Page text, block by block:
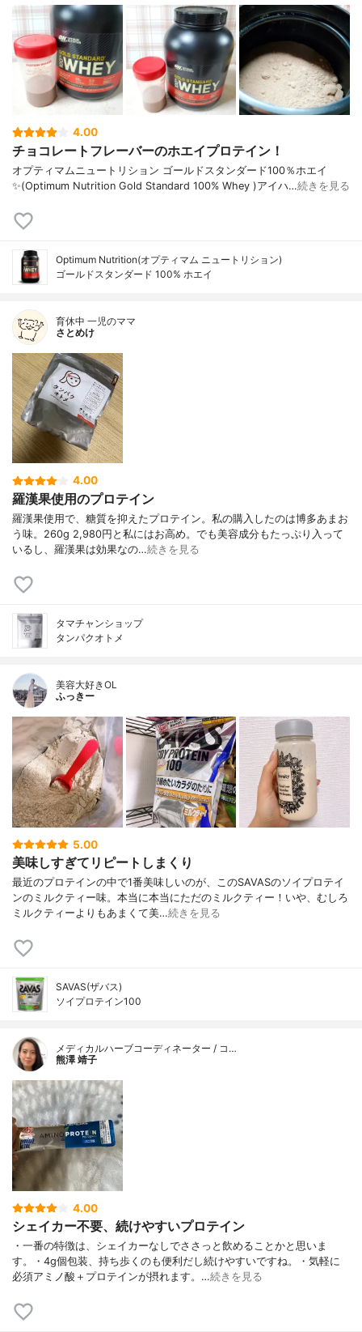
4.00
チョコレートフレーバーのホエイプロテイン！
オプティマムニュートリション ゴールドスタンダード100％ホエイ
✨(Optimum Nutrition Gold Standard 100% Whey )アイハ…続きを見る
Optimum Nutrition(オプティマム ニュートリション)
ゴールドスタンダード 100% ホエイ
育休中 一児のママ
さとめけ
4.00
羅漢果使用のプロテイン
羅漢果使用で、糖質を抑えたプロテイン。私の購入したのは博多あまお
う味。260g 2,980円と私にはお高め。でも美容成分もたっぷり入って
いるし、羅漢果は効果なの…続きを見る
タマチャンショップ
タンパクオトメ
美容大好きOL
ふっきー
5.00
美味しすぎてリピートしまくり
最近のプロテインの中で1番美味しいのが、このSAVASのソイプロテイ
ンのミルクティー味。本当に本当にただのミルクティー！いや、むしろ
ミルクティーよりもあまくて美…続きを見る
SAVAS(ザバス)
ソイプロテイン100
メディカルハーブコーディネーター / コ…
熊澤 靖子
4.00
シェイカー不要、続けやすいプロテイン
・一番の特徴は、シェイカーなしでささっと飲めることかと思いま
す。・4g個包装、持ち歩くのも便利だし続けやすいですね。・気軽に
必須アミノ酸＋プロテインが摂れます。…続きを見る